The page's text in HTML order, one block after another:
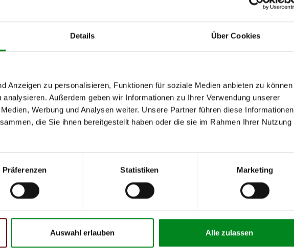
Details Über Cookies
Anzeigen zu personalisieren, Funktionen für soziale Medien anbieten zu können
Außerdem geben wir Informationen zu Ihrer Verwendung unserer
Werbung und Analysen weiter. Unsere Partner führen diese Informationen
die Sie ihnen bereitgestellt haben oder die sie im Rahmen Ihrer Nutzung
Präferenzen Statistiken Marketing
Auswahl erlauben Alle zulassen
ccm
kontaktieren (Chat , Telefon oder E-Mail).
und zu 3 (2.2) oder Fahrgestellnummer